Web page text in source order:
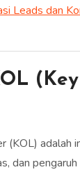
Leads dan
(KOL) adalah
dan